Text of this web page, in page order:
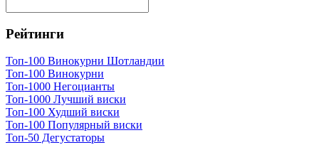
Рейтинги
Топ-100 Винокурни Шотландии
Топ-100 Винокурни
Топ-1000 Негоцианты
Топ-1000 Лучший виски
Топ-100 Худший виски
Топ-100 Популярный виски
Топ-50 Дегустаторы